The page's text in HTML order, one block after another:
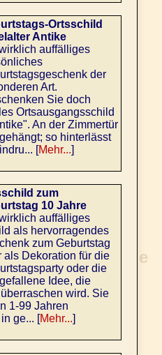
Ortsschild
Antike
auffälliges
der
Art.
Sie doch
Ortsausgangsschild
An der Zimmertür
so hinterlässt
[Mehr...]
zum
10 Jahre
auffälliges
als hervorragendes
zum Geburtstag
als Dekoration für die
oder die
Idee, die
wird. Sie
1-99 Jahren
ge... [Mehr...]